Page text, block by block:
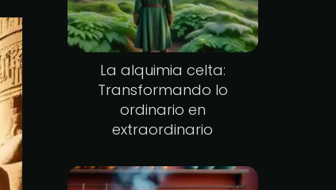
La alquimia celta:
Transformando lo
ordinario en
extraordinario